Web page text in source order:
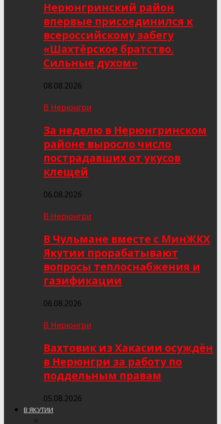
Нерюнгринский район
впервые присоединился к
всероссийскому забегу
«Шахтёрское братство.
Сильные духом»
08.08.2026
В Нерюнгри
За неделю в Нерюнгринском
районе выросло число
пострадавших от укусов
клещей
06.08.2026
В Нерюнгри
В Чульмане вместе с МинЖКХ
Якутии прорабатывают
вопросы теплоснабжения и
газификации
06.08.2026
В Нерюнгри
Вахтовик из Хакасии осуждён
в Нерюнгри за работу по
поддельным правам
05.08.2026
В ЯКУТИИ